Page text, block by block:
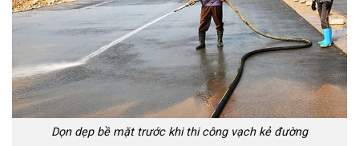
Dọn dẹp bề mặt trước khi thi công vạch kẻ đường